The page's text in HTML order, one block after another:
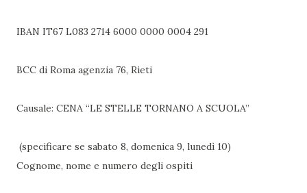
IBAN IT67 L083 2714 6000 0000 0004 291
BCC di Roma agenzia 76, Rieti
Causale: CENA “LE STELLE TORNANO A SCUOLA”
(specificare se sabato 8, domenica 9, lunedì 10)
Cognome, nome e numero degli ospiti